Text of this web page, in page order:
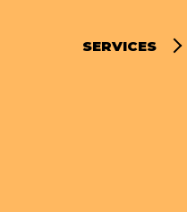
SERVICES